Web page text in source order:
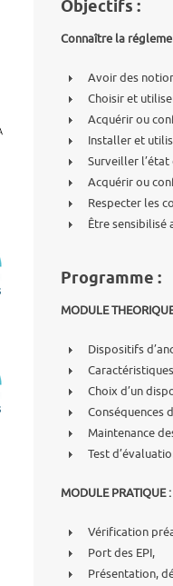
Objectifs :
Connaître la
Avoir des
Choisir et
Acquérir ou
Installer et
Surveiller
Acquérir ou
Respecter les
Être sensibilisé
Programme :
MODULE
Dispositifs
Choix d’un
Conséquences
Maintenance
Test
MODULE PRATIQUE :
Vérification
Port des EPI,
Présentation,